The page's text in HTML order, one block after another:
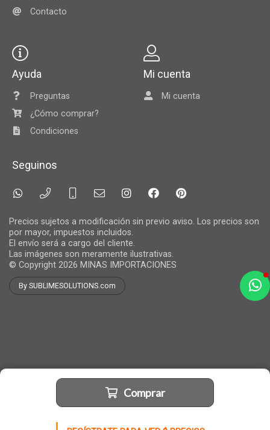
Comprar
Contacto
Ayuda
Preguntas
¿Cómo comprar?
Condiciones
Mi cuenta
Mi cuenta
Seguinos
Precios sujetos a modificación sin previo aviso. Los precios son
por mayor, impuestos incluidos.
El envío será a cargo del cliente.
Las imágenes son meramente ilustrativas.
© Copyright 2026 MINAS IMPORTACIONES
By SUBLIMESOLUTIONS.com